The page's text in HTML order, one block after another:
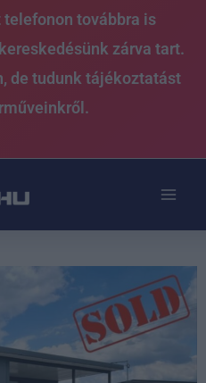
továbbra is
zárva tart.
de tudunk tájékoztatást